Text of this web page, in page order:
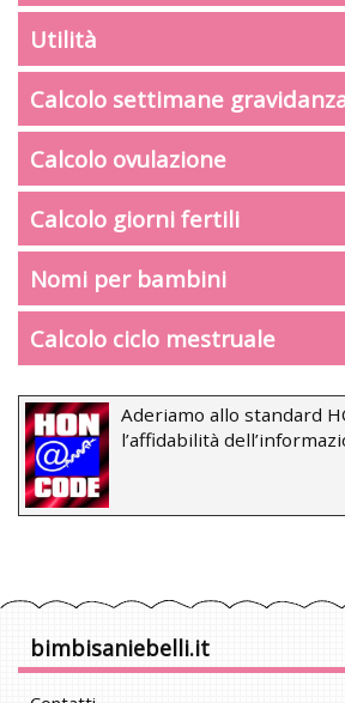
Utilità
Calcolo settimane
Calcolo ovulazione
Calcolo giorni fertili
Nomi per bambini
Calcolo ciclo mestruale
Aderiamo allo standard
l’affidabilità
bimbisaniebelli.it